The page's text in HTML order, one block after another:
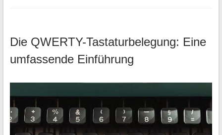
Die QWERTY-Tastaturbelegung: Eine
umfassende Einführung